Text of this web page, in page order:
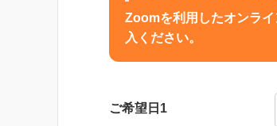
Zoomを利用したオンラ
入ください。
ご希望日1